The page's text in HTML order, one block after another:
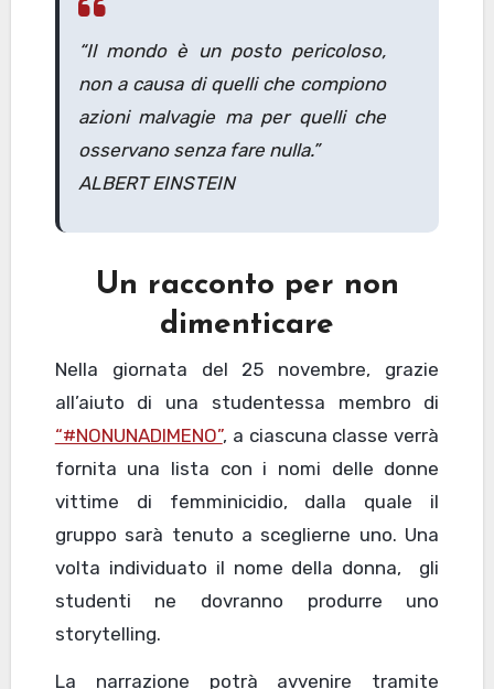
“Il mondo è un posto pericoloso,
non a causa di quelli che compiono
azioni malvagie ma per quelli che
osservano senza fare nulla.”
ALBERT EINSTEIN
Un racconto per non
dimenticare
Nella giornata del 25 novembre, grazie
all’aiuto di una studentessa membro di
“#NONUNADIMENO”, a ciascuna classe verrà
fornita una lista con i nomi delle donne
vittime di femminicidio, dalla quale il
gruppo sarà tenuto a sceglierne uno. Una
volta individuato il nome della donna, gli
studenti ne dovranno produrre uno
storytelling.
La narrazione potrà avvenire tramite